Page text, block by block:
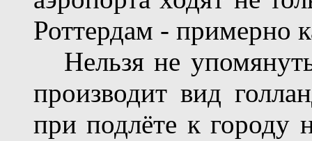
Роттердам - примерно
Нельзя не
производит вид
при подлёте к городу